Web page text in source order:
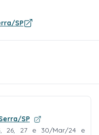
SP
SP
26, 27 e 30/Mar/24 e